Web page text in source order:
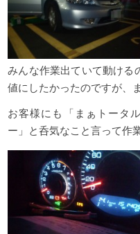
みんな作業出ていて動ける
値にしたかったのですが、
お客様にも「まぁトータ
ー」と呑気なこと言って作